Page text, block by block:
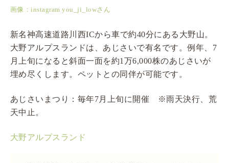
画像：instagram you_ji_lowさん
新名神高速道路川西ICから車で約40分にある大野山。
大野アルプスランドは、あじさいで有名です。例年、7
月上旬になると斜面一面を約1万6,000株のあじさいが
埋め尽くします。ペットとの同伴が可能です。
あじさいまつり：毎年7月上旬に開催 ※雨天決行、荒
天中止。
大野アルプスランド